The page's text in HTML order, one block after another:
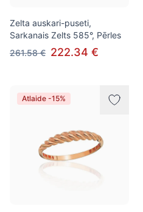
Zelta auskari-puseti,
Sarkanais Zelts 585°, Pērles
261.58 € 222.34 €
Atlaide -15%